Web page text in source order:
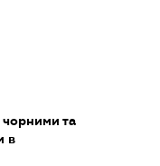
чорними та
в